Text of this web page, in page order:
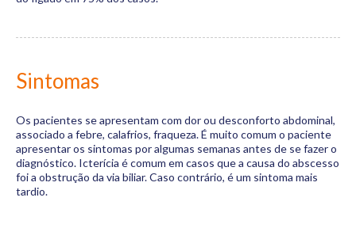
Sintomas
Os pacientes se apresentam com dor ou desconforto abdominal,
associado a febre, calafrios, fraqueza. É muito comum o paciente
apresentar os sintomas por algumas semanas antes de se fazer o
diagnóstico. Icterícia é comum em casos que a causa do abscesso
foi a obstrução da via biliar. Caso contrário, é um sintoma mais
tardio.